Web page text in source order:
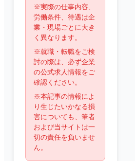
※実際の仕事内容、
労働条件、待遇は企
業・現場ごとに大き
く異なります。
※就職・転職をご検
討の際は、必ず企業
の公式求人情報をご
確認ください。
※本記事の情報によ
り生じたいかなる損
害についても、筆者
および当サイトは一
切の責任を負いませ
ん。